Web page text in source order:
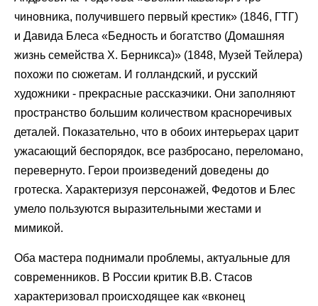
чиновника, получившего первый крестик» (1846, ГТГ)
и Давида Блеса «Бедность и богатство (Домашняя
жизнь семейства Х. Берникса)» (1848, Музей Тейлера)
похожи по сюжетам. И голландский, и русский
художники - прекрасные рассказчики. Они заполняют
пространство большим количеством красноречивых
деталей. Показательно, что в обоих интерьерах царит
ужасающий беспорядок, все разбросано, переломано,
перевернуто. Герои произведений доведены до
гротеска. Характеризуя персонажей, Федотов и Блес
умело пользуются выразительными жестами и
мимикой.
Оба мастера поднимали проблемы, актуальные для
современников. В России критик В.В. Стасов
характеризовал происходящее как «вконец